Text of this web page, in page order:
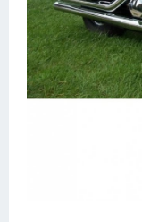
Ниссан
Пежо
Ауди